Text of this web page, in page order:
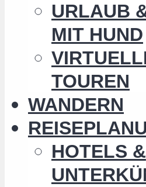
URLAUB
MIT HUND
TOUREN
WANDERN
HOTELS &